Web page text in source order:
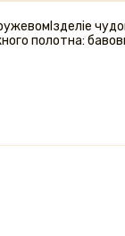
полотна: